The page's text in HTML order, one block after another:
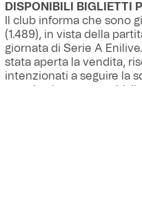
DISPONIBILI BIGLIETTI
Il club informa che sono
(1.489), in vista della
giornata di Serie A
stata aperta la vendita,
intenzionati a seguire la
proprio al settore ospiti. Il